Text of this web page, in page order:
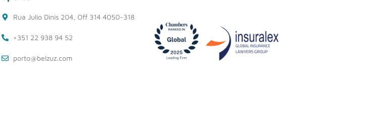
Rua Julio Dinis 204, Off 314 4050-318
+351 22 938 94 52
porto@belzuz.com